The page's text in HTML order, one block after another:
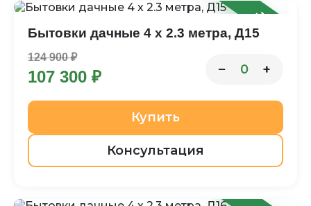
-14%
Бытовки дачные 4 х 2.3 метра, Д15
124 900 ₽
107 300 ₽ − 0 +
Купить
Консультация